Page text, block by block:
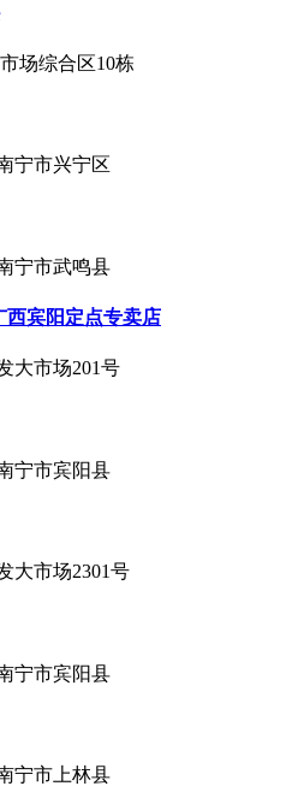
场综合区10栋
宁市兴宁区
宁市武鸣县
宾阳定点专卖店
大市场201号
宁市宾阳县
大市场2301号
宁市宾阳县
宁市上林县